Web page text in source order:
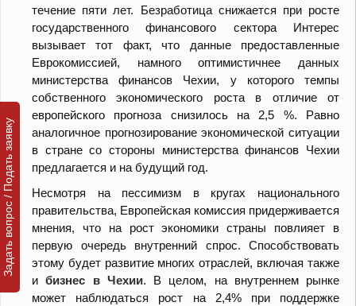
течение пяти лет. Безработица снижается при росте
государственного финансового сектора Интерес
вызывает тот факт, что данные предоставленные
Еврокомиссией, намного оптимистичнее данных
министерства финансов Чехии, у которого темпы
собственного экономического роста в отличие от
европейского прогноза снизилось на 2,5 %. Равно
аналогичное прогнозирование экономической ситуации
в стране со стороны министерства финансов Чехии
предлагается и на будущий год.
Несмотря на пессимизм в кругах национального
правительства, Европейская комиссия придерживается
мнения, что на рост экономики страны повлияет в
первую очередь внутренний спрос. Способствовать
этому будет развитие многих отраслей, включая также
ибизнес в Чехии. В целом, на внутреннем рынке
может наблюдаться рост на 2,4% при поддержке
Задать вопрос / Подать заявку